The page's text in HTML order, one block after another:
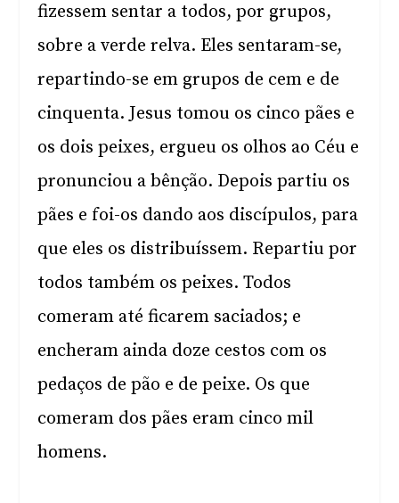
fizessem sentar a todos, por grupos,
sobre a verde relva. Eles sentaram-se,
repartindo-se em grupos de cem e de
cinquenta. Jesus tomou os cinco pães e
os dois peixes, ergueu os olhos ao Céu e
pronunciou a bênção. Depois partiu os
pães e foi-os dando aos discípulos, para
que eles os distribuíssem. Repartiu por
todos também os peixes. Todos
comeram até ficarem saciados; e
encheram ainda doze cestos com os
pedaços de pão e de peixe. Os que
comeram dos pães eram cinco mil
homens.